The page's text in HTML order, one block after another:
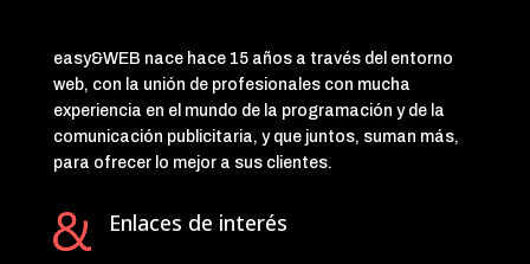
easy&WEB nace hace 15 años a través del entorno
web, con la unión de profesionales con mucha
experiencia en el mundo de la programación y de la
comunicación publicitaria, y que juntos, suman más,
para ofrecer lo mejor a sus clientes.
Enlaces de interés